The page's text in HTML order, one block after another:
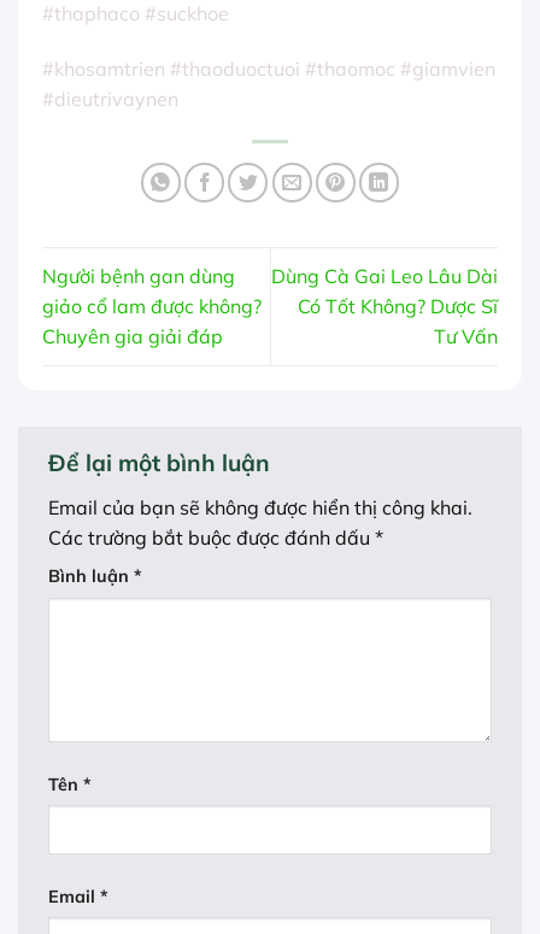
#thaphaco #suckhoe
#khosamtrien #thaoduoctuoi #thaomoc #giamvien
#dieutrivaynen
Người bệnh gan dùng
giảo cổ lam được không?
Chuyên gia giải đáp
Dùng Cà Gai Leo Lâu Dài
Có Tốt Không? Dược Sĩ
Tư Vấn
Để lại một bình luận
Email của bạn sẽ không được hiển thị công khai.
Các trường bắt buộc được đánh dấu *
Bình luận *
Tên *
Email *